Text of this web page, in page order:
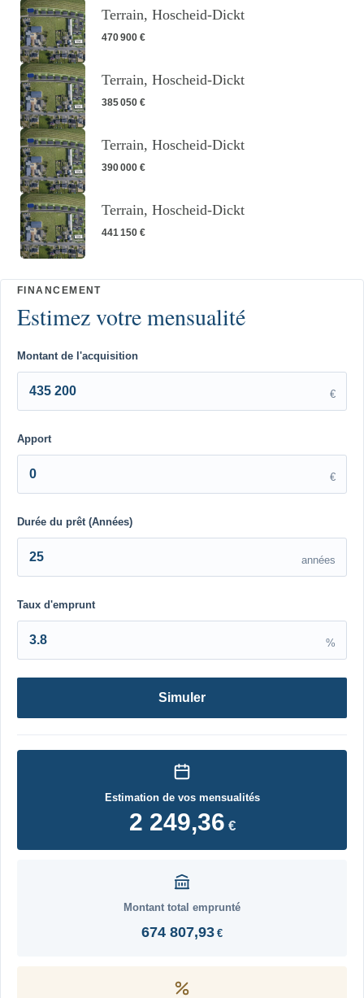
Terrain, Hoscheid-Dickt
470 900 €
Terrain, Hoscheid-Dickt
385 050 €
Terrain, Hoscheid-Dickt
390 000 €
Terrain, Hoscheid-Dickt
441 150 €
Montant de l'acquisition
€
Apport
€
Durée du prêt (Années)
années
Taux d'emprunt
%
Simuler
Estimation de vos mensualités
2 249,36 €
Montant total emprunté
674 807,93 €